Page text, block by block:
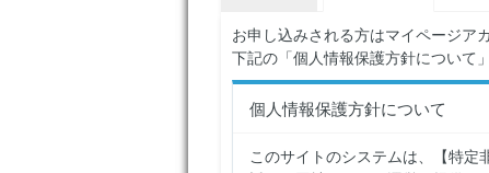
お申し込みされる方はマイページア
下記の「個人情報保護方針について
個人情報保護方針について
このサイトのシステムは、【特定